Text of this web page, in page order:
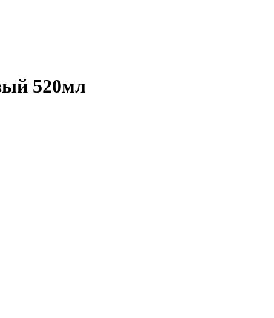
520мл